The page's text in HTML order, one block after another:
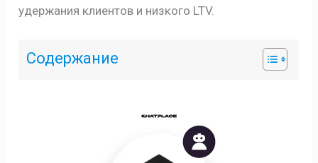
удержания клиентов и низкого LTV.
Содержание